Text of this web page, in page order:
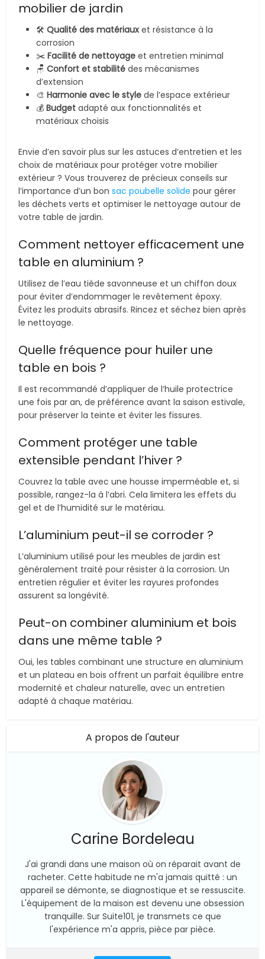
mobilier de jardin
🛠️Qualité des matériaux et résistance à la
corrosion
✂️Facilité de nettoyage et entretien minimal
🪑Confort et stabilité des mécanismes
d’extension
🎨Harmonie avec le style de l’espace extérieur
💰Budget adapté aux fonctionnalités et
matériaux choisis
Envie d’en savoir plus sur les astuces d’entretien et les
choix de matériaux pour protéger votre mobilier
extérieur ? Vous trouverez de précieux conseils sur
l’importance d’un bonsac poubelle solide pour gérer
les déchets verts et optimiser le nettoyage autour de
votre table de jardin.
Comment nettoyer efficacement une
table en aluminium ?
Utilisez de l’eau tiède savonneuse et un chiffon doux
pour éviter d’endommager le revêtement époxy.
Évitez les produits abrasifs. Rincez et séchez bien après
le nettoyage.
Quelle fréquence pour huiler une
table en bois ?
Il est recommandé d’appliquer de l’huile protectrice
une fois par an, de préférence avant la saison estivale,
pour préserver la teinte et éviter les fissures.
Comment protéger une table
extensible pendant l’hiver ?
Couvrez la table avec une housse imperméable et, si
possible, rangez-la à l’abri. Cela limitera les effets du
gel et de l’humidité sur le matériau.
L’aluminium peut-il se corroder ?
L’aluminium utilisé pour les meubles de jardin est
généralement traité pour résister à la corrosion. Un
entretien régulier et éviter les rayures profondes
assurent sa longévité.
Peut-on combiner aluminium et bois
dans une même table ?
Oui, les tables combinant une structure en aluminium
et un plateau en bois offrent un parfait équilibre entre
modernité et chaleur naturelle, avec un entretien
adapté à chaque matériau.
A propos de l'auteur
Carine Bordeleau
J'ai grandi dans une maison où on réparait avant de
racheter. Cette habitude ne m'a jamais quitté : un
appareil se démonte, se diagnostique et se ressuscite.
L'équipement de la maison est devenu une obsession
tranquille. Sur Suite101, je transmets ce que
l'expérience m'a appris, pièce par pièce.